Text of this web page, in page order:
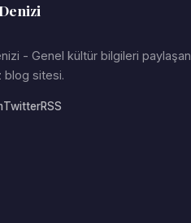
- Genel kültür bilgileri paylaşan
blog sitesi.
TwitterRSS